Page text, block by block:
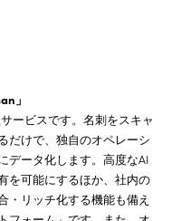
」
ービスです。名刺をスキャ
だけで、独自のオペレーシ
データ化します。高度なAI
を可能にするほか、社内の
・リッチ化する機能も備え